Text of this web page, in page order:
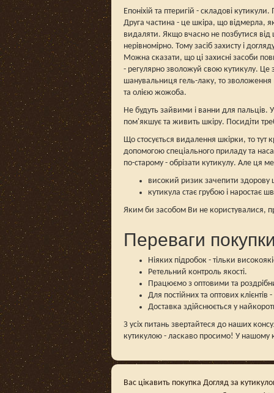
Епоніхій та птеригій - складові
Друга частина - це шкіра, що відмерла,
видаляти. Якщо вчасно не позбутися від
нерівномірно. Тому засіб захисту і
Можна сказати, що ці захисні засоби
- регулярно зволожуй свою кутикулу. Це
шанувальниця гель-лаку, то зволоження
та олією жожоба.
Не будуть зайвими і ванни для пальців.
пом'якшує та живить шкіру. Посидіти
Що стосується видалення шкірки, то
допомогою спеціального приладу та
по-старому - обрізати кутикулу. Але ця
високий ризик зачепити здорову
кутикула стає грубою і наростає
Яким би засобом Ви не користувалися,
Переваги
Ніяких підробок - тільки
Ретельний контроль якості.
Працюємо з оптовими та
Для постійних та оптових
Доставка здійснюється у
З усіх питань звертайтеся до наших
кутикулою - ласкаво просимо! У нашому
Вас цікавить покупка Догляд за